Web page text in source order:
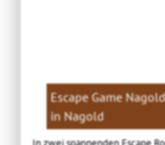
Escape Game Nagold
in Nagold